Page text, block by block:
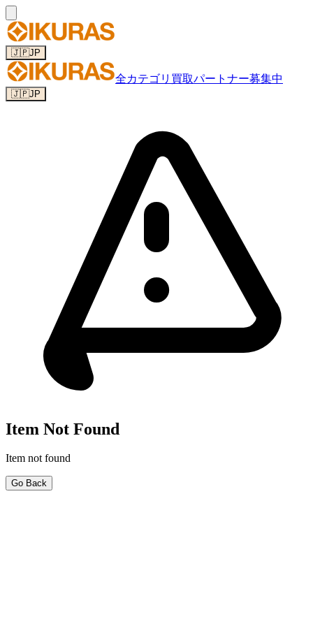
🇯🇵JP
全カテゴリ 買取パートナー募集中
🇯🇵JP
Item Not Found
Item not found
Go Back